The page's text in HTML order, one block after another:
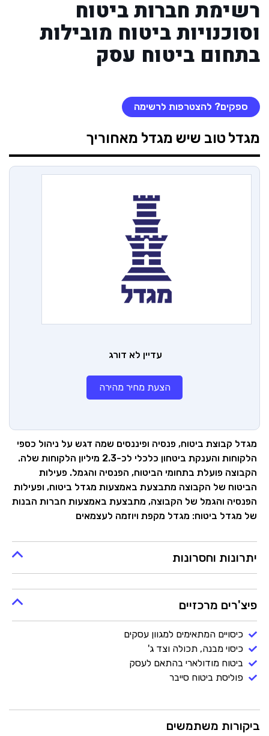
רשימת חברות ביטוח
וסוכנויות ביטוח מובילות
בתחום ביטוח עסק
ספקים? להצטרפות לרשימה
מגדל טוב שיש מגדל מאחוריך
עדיין לא דורג
הצעת מחיר מהירה
מגדל קבוצת ביטוח, פנסיה ופיננסים שמה דגש על ניהול כספי
הלקוחות והענקת ביטחון כלכלי לכ-2.3 מיליון הלקוחות שלה.
הקבוצה פועלת בתחומי הביטוח, הפנסיה והגמל. פעילות
הביטוח של הקבוצה מתבצעת באמצעות מגדל ביטוח, ופעילות
הפנסיה והגמל של הקבוצה, מתבצעת באמצעות חברות הבנות
של מגדל ביטוח: מגדל מקפת ויוזמה לעצמאים
יתרונות וחסרונות
פיצ'רים מרכזיים
כיסויים המתאימים למגוון עסקים
כיסוי מבנה, תכולה וצד ג'
ביטוח מודולארי בהתאם לעסק
פוליסת ביטוח סייבר
ביקורות משתמשים